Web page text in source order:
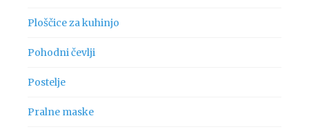
Ploščice za kuhinjo
Pohodni čevlji
Postelje
Pralne maske